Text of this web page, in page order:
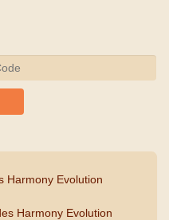
Harmony Evolution
Harmony Evolution